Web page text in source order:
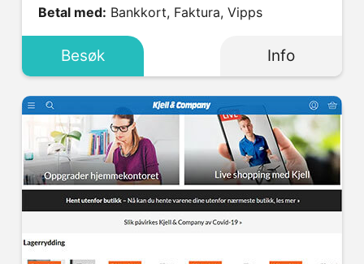
Betal med: Bankkort, Faktura, Vipps
Besøk Info